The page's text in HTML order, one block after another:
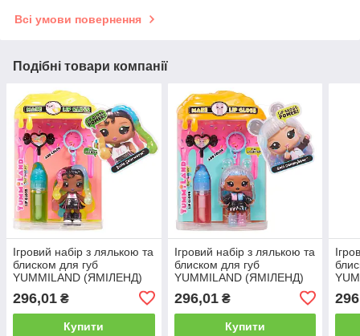
Всі умови повернення
Подібні товари компанії
Ігровий набір з лялькою та
блиском для губ
YUMMILAND (ЯМІЛЕНД)
SS – САША САУЕРВОРМС
296,01 ₴
Купити
Ігровий набір з лялькою та
блиском для губ
YUMMILAND (ЯМІЛЕНД)
296,01₴
Купити